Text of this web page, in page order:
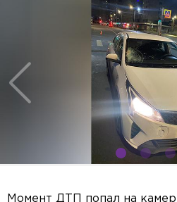
Момент ДТП попал на